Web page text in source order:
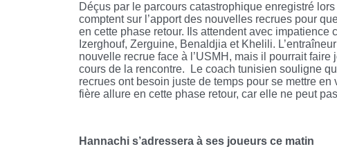
Déçus par le parcours catastrophique enregistré
comptent sur l’apport des nouvelles recrues pour
en cette phase retour. Ils attendent avec impatience
Izerghouf, Zerguine, Benaldjia et Khelili.
nouvelle recrue face à l’USMH, mais il pourrait
cours de la rencontre. Le coach tunisien souligne
recrues ont besoin juste de temps pour se mettre
fière allure en cette phase retour, car elle ne peut
Hannachi s’adressera à ses joueurs ce matin